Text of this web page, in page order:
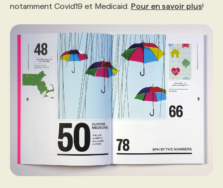
notamment Covid19 et Medicaid. Pour en savoir plus!